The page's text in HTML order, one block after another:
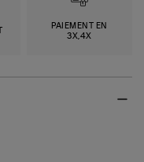
PAIEMENT EN
3X,4X